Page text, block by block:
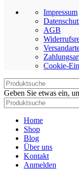
Impressum
AGB
Cookie-
Geben Sie etwas ein,
Home
Shop
Blog
Über uns
Kontakt
Anmelden